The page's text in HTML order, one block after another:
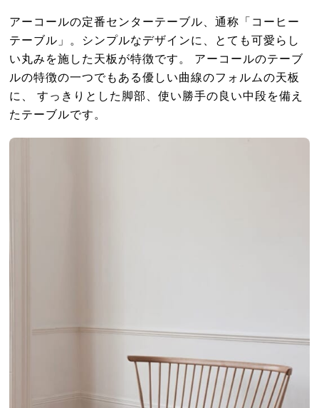
アーコールの定番センターテーブル、通称「コーヒー
テーブル」。シンプルなデザインに、とても可愛らし
い丸みを施した天板が特徴です。 アーコールのテーブ
ルの特徴の一つでもある優しい曲線のフォルムの天板
に、 すっきりとした脚部、使い勝手の良い中段を備え
たテーブルです。